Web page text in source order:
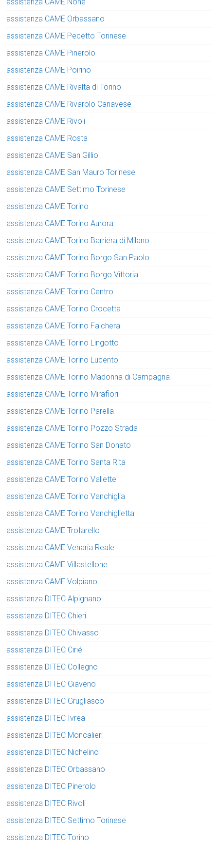
assistenza CAME None
assistenza CAME Orbassano
assistenza CAME Pecetto Torinese
assistenza CAME Pinerolo
assistenza CAME Poirino
assistenza CAME Rivalta di Torino
assistenza CAME Rivarolo Canavese
assistenza CAME Rivoli
assistenza CAME Rosta
assistenza CAME San Gillio
assistenza CAME San Mauro Torinese
assistenza CAME Settimo Torinese
assistenza CAME Torino
assistenza CAME Torino Aurora
assistenza CAME Torino Barriera di Milano
assistenza CAME Torino Borgo San Paolo
assistenza CAME Torino Borgo Vittoria
assistenza CAME Torino Centro
assistenza CAME Torino Crocetta
assistenza CAME Torino Falchera
assistenza CAME Torino Lingotto
assistenza CAME Torino Lucento
assistenza CAME Torino Madonna di Campagna
assistenza CAME Torino Mirafiori
assistenza CAME Torino Parella
assistenza CAME Torino Pozzo Strada
assistenza CAME Torino San Donato
assistenza CAME Torino Santa Rita
assistenza CAME Torino Vallette
assistenza CAME Torino Vanchiglia
assistenza CAME Torino Vanchiglietta
assistenza CAME Trofarello
assistenza CAME Venaria Reale
assistenza CAME Villastellone
assistenza CAME Volpiano
assistenza DITEC Alpignano
assistenza DITEC Chieri
assistenza DITEC Chivasso
assistenza DITEC Cirié
assistenza DITEC Collegno
assistenza DITEC Giaveno
assistenza DITEC Grugliasco
assistenza DITEC Ivrea
assistenza DITEC Moncalieri
assistenza DITEC Nichelino
assistenza DITEC Orbassano
assistenza DITEC Pinerolo
assistenza DITEC Rivoli
assistenza DITEC Settimo Torinese
assistenza DITEC Torino